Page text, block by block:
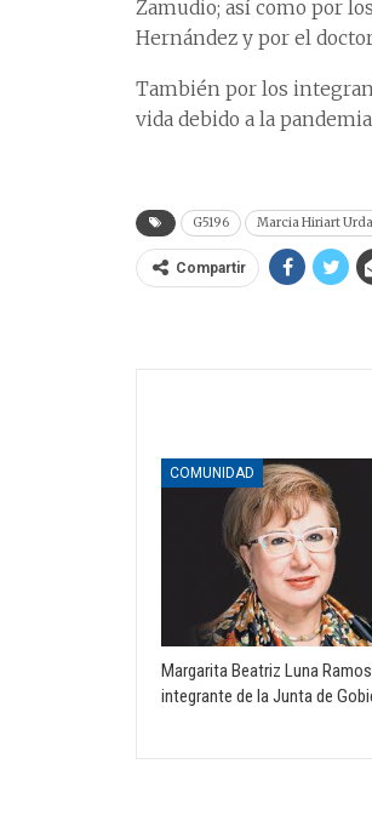
Zamudio; así como por
Hernández y por el
También por los
vida debido a la
G5196 Marcia Hiriart
Compartir
COMUNIDAD
Margarita Beatriz Luna
integrante de la Junta de